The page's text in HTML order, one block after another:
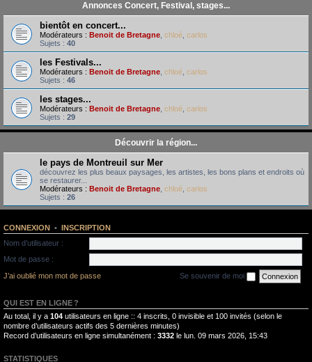
Annonces Concert, Festival, stages...
bientôt en concert...
Modérateurs : Benoit de Bretagne chloé carlos
Sujets : 40
les Festivals...
Modérateurs : Benoit de Bretagne chloé carlos
Sujets : 46
les stages...
Modérateurs : Benoit de Bretagne chloé carlos
Sujets : 29
Découvrir la région...
le pays de Montreuil sur Mer
découvrez les plus beaux paysages, les artistes, les bons plans et endroits où
se restaurer...
Modérateurs : Benoit de Bretagne chloé carlos
Sujets : 26
CONNEXION • INSCRIPTION
Nom d’utilisateur :
Mot de passe :
J’ai oublié mon mot de passe
Se souvenir de moi
QUI EST EN LIGNE ?
Au total, il y a 104 utilisateurs en ligne :: 4 inscrits, 0 invisible et 100 invités (selon le
nombre d’utilisateurs actifs des 5 dernières minutes)
Record d’utilisateurs en ligne simultanément : 3332 le lun. 09 mars 2026, 15:43
STATISTIQUES